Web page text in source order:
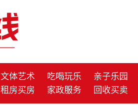
文体艺术 吃喝玩乐 亲子乐园
租房买房 家政服务 回收买卖